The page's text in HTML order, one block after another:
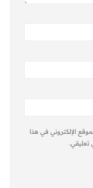
الإلكتروني في هذا
تعليقي.